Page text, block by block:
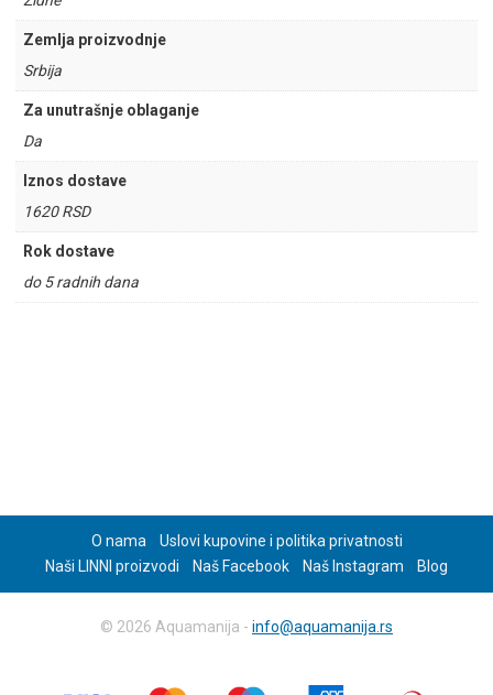
Zemlja proizvodnje
Srbija
Za unutrašnje oblaganje
Da
Iznos dostave
1620 RSD
Rok dostave
do 5 radnih dana
O nama
Uslovi kupovine i politika privatnosti
Naši LINNI proizvodi
Naš Facebook Naš Instagram Blog
© 2026 Aquamanija - info@aquamanija.rs